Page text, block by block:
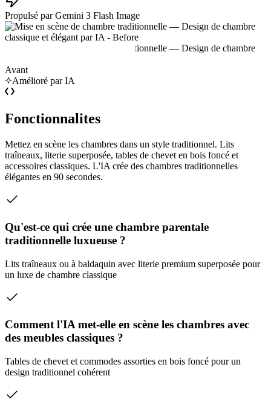
Propulsé par Gemini 3 Flash Image
Avant
Amélioré par IA
Fonctionnalites
Mettez en scène les chambres dans un style traditionnel. Lits
traîneaux, literie superposée, tables de chevet en bois foncé et
accessoires classiques. L'IA crée des chambres traditionnelles
élégantes en 90 secondes.
Qu'est-ce qui crée une chambre parentale
traditionnelle luxueuse ?
Lits traîneaux ou à baldaquin avec literie premium superposée pour
un luxe de chambre classique
Comment l'IA met-elle en scène les chambres avec
des meubles classiques ?
Tables de chevet et commodes assorties en bois foncé pour un
design traditionnel cohérent